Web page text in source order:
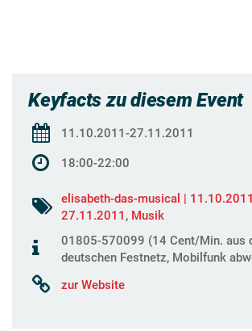
Keyfacts zu diesem Event
11.10.2011-27.11.2011
18:00-22:00
elisabeth-das-musical |
27.11.2011 , Musik
01805-570099 (14 Cent/Min. aus
deutschen Festnetz, Mobilfunk
zur Website